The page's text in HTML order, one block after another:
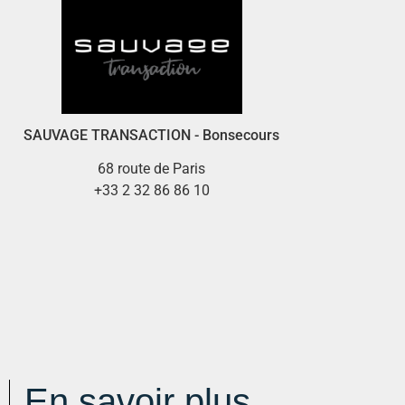
SAUVAGE TRANSACTION - Bonsecours
68 route de Paris
+33 2 32 86 86 10